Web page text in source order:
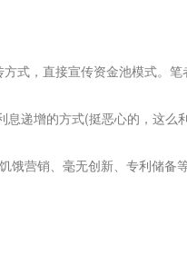
，直接宣传资金池模式。笔
增的方式(挺恶心的，这么利
营销、毫无创新、专利储备